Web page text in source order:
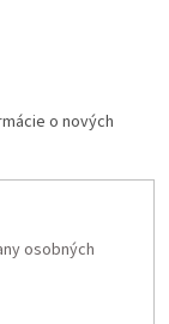
o nových
osobných